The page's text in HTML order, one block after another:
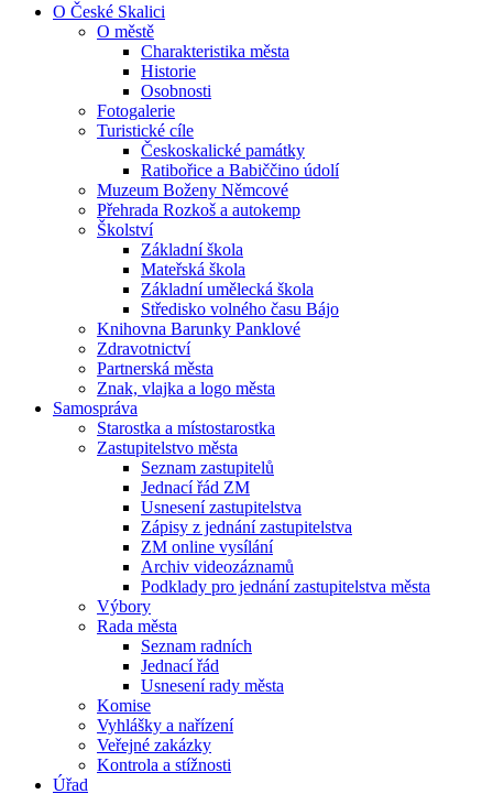
O České Skalici
O městě
Charakteristika města
Historie
Osobnosti
Fotogalerie
Turistické cíle
Českoskalické památky
Ratibořice a Babiččino údolí
Muzeum Boženy Němcové
Přehrada Rozkoš a autokemp
Školství
Základní škola
Mateřská škola
Základní umělecká škola
Středisko volného času Bájo
Knihovna Barunky Panklové
Zdravotnictví
Partnerská města
Znak, vlajka a logo města
Samospráva
Starostka a místostarostka
Zastupitelstvo města
Seznam zastupitelů
Jednací řád ZM
Usnesení zastupitelstva
Zápisy z jednání zastupitelstva
ZM online vysílání
Archiv videozáznamů
Podklady pro jednání zastupitelstva města
Výbory
Rada města
Seznam radních
Jednací řád
Usnesení rady města
Komise
Vyhlášky a nařízení
Veřejné zakázky
Kontrola a stížnosti
Úřad